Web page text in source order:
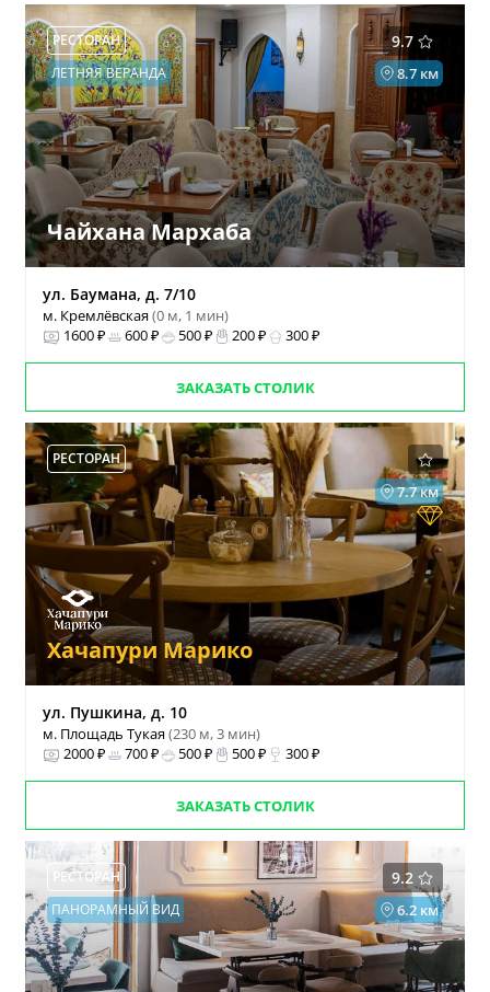
9.7
РЕСТОРАН
8.7 км
ЛЕТНЯЯ ВЕРАНДА
Чайхана Мархаба
ул. Баумана, д. 7/10
м. Кремлёвская(0 м, 1 мин)
1600 ₽
600 ₽ 500 ₽ 200 ₽ 300 ₽
ЗАКАЗАТЬ СТОЛИК
РЕСТОРАН
7.7 км
Хачапури Марико
ул. Пушкина, д. 10
м. Площадь Тукая(230 м, 3 мин)
2000 ₽
700 ₽ 500 ₽ 500 ₽ 300 ₽
ЗАКАЗАТЬ СТОЛИК
9.2
РЕСТОРАН
6.2 км
ПАНОРАМНЫЙ ВИД